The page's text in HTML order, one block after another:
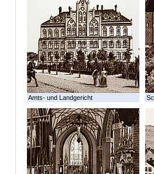
Amts- und Landgericht